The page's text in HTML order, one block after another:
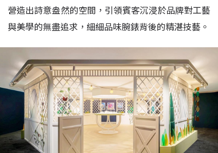
營造出詩意盎然的空間，引領賓客沉浸於品牌對工藝
與美學的無盡追求，細細品味腕錶背後的精湛技藝。